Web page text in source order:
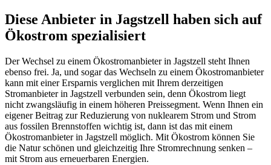
Diese Anbieter in Jagstzell haben sich auf
Ökostrom spezialisiert
Der Wechsel zu einem Ökostromanbieter in Jagstzell steht Ihnen
ebenso frei. Ja, und sogar das Wechseln zu einem Ökostromanbieter
kann mit einer Ersparnis verglichen mit Ihrem derzeitigen
Stromanbieter in Jagstzell verbunden sein, denn Ökostrom liegt
nicht zwangsläufig in einem höheren Preissegment. Wenn Ihnen ein
eigener Beitrag zur Reduzierung von nuklearem Strom und Strom
aus fossilen Brennstoffen wichtig ist, dann ist das mit einem
Ökostromanbieter in Jagstzell möglich. Mit Ökostrom können Sie
die Natur schönen und gleichzeitig Ihre Stromrechnung senken –
mit Strom aus erneuerbaren Energien.